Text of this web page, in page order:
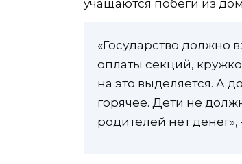
учащаются побеги из
«Государство должно
оплаты секций,
на это выделяется. А
горячее. Дети не
родителей нет